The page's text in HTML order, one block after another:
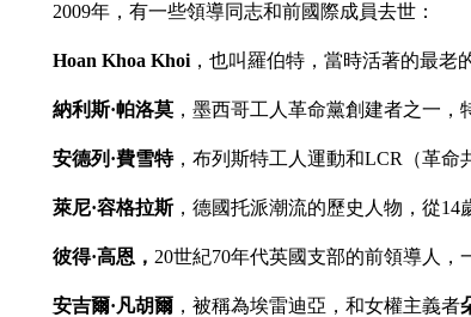
2009年，有一些領導同志和前國際成員去世：
Hoan Khoa Khoi，也叫羅伯特，當時活著的最老
納利斯·帕洛莫，墨西哥工人革命黨創建者之一，
安德列·費雪特，布列斯特工人運動和LCR （革
萊尼·容格拉斯，德國托派潮流的歷史人物，從14
彼得·高恩， 20世紀70年代英國支部的前領導人，
安吉爾·凡胡爾，被稱為埃雷迪亞，和女權主義者